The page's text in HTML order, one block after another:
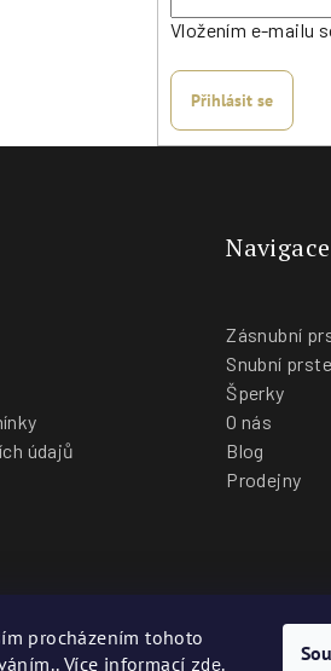
procházením tohoto
Více informací zde.
Vložením e-mailu
Přihlásit se
údajů
Zásnubní
Snubní
Šperky
O nás
Blog
Prodejny